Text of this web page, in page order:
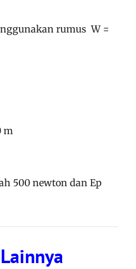
rumus W =
m
500 newton dan Ep